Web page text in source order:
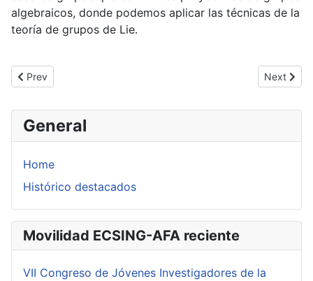
General
Home
Histórico destacados
Movilidad ECSING-AFA reciente
VII Congreso de Jóvenes Investigadores de la
algebraicos, donde podemos aplicar las técnicas de la
teoría de grupos de Lie.
Previous article: O. Gómez y J.A. Palma: Sistemas dinámicos
Prev Next
Next